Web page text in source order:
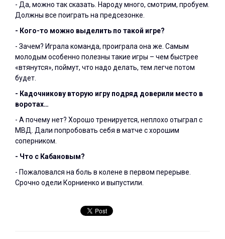
- Да, можно так сказать. Народу много, смотрим, пробуем.
Должны все поиграть на предсезонке.
- Кого-то можно выделить по такой игре?
- Зачем? Играла команда, проиграла она же. Самым
молодым особенно полезны такие игры – чем быстрее
«втянутся», поймут, что надо делать, тем легче потом
будет.
- Кадочникову вторую игру подряд доверили место в
воротах…
- А почему нет? Хорошо тренируется, неплохо отыграл с
МВД. Дали попробовать себя в матче с хорошим
соперником.
- Что с Кабановым?
- Пожаловался на боль в колене в первом перерыве.
Срочно одели Корниенко и выпустили.